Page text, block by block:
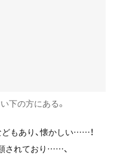
下の方にある。
どもあり、懐かしい……！
されており……、